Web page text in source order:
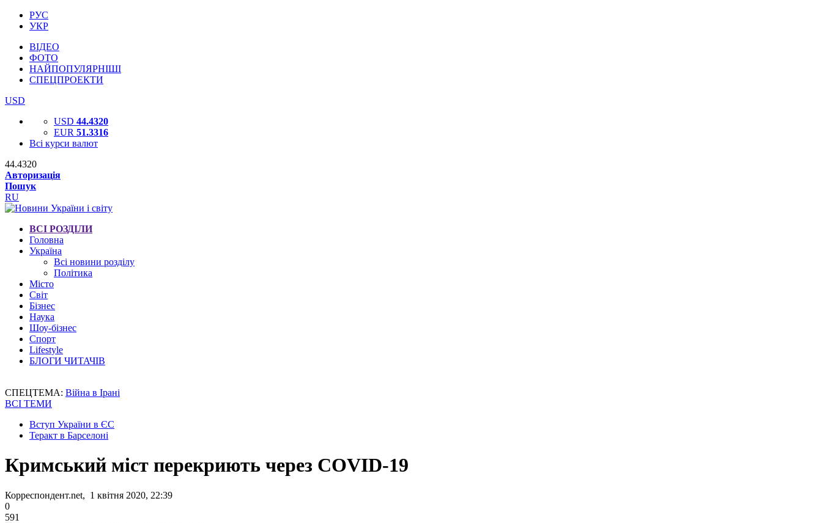
РУС
УКР
ВІДЕО
ФОТО
НАЙПОПУЛЯРНІШІ
СПЕЦПРОЕКТИ
USD
USD 44.4320
EUR 51.3316
Всі курси валют
44.4320
Авторизація
Пошук
RU
ВСІ РОЗДІЛИ
Головна
Україна
Всі новини розділу
Політика
Місто
Світ
Бізнес
Наука
Шоу-бізнес
Спорт
Lifestyle
БЛОГИ ЧИТАЧІВ
СПЕЦТЕМА: Війна в Ірані
ВСІ ТЕМИ
Вступ України в ЄС
Теракт в Барселоні
Кримський міст перекриють через COVID-19
Корреспондент.net, 1 квітня 2020, 22:39
0
591